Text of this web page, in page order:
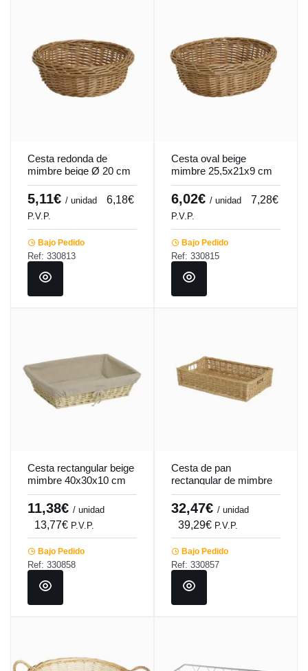
Cesta redonda de
mimbre beige Ø 20 cm
7 cm Pro.mundi
5,11€ / unidad 6,18€
P.V.P.
Bajo Pedido
Ref: 330813
Cesta oval beige
mimbre 25,5x21x9 cm
Pro.mundi
6,02€ / unidad 7,28€
P.V.P.
Bajo Pedido
Ref: 330815
Cesta rectangular beige
mimbre 40x30x10 cm
Pro.mundi
11,38€ / unidad
13,77€ P.V.P.
Bajo Pedido
Ref: 330858
Cesta de pan
rectangular de mimbre
60x39x13 cm
Pro.mundi
32,47€ / unidad
39,29€ P.V.P.
Bajo Pedido
Ref: 330857